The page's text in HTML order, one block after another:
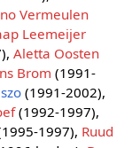
Vermeulen
Leemeijer
Aletta Oosten
Brom (1991-
(1991-2002),
(1992-1997),
1997), Ruud